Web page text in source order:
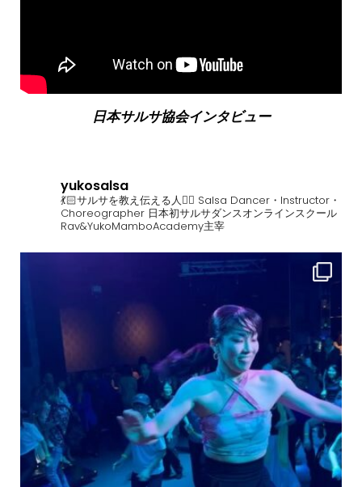
日本サルサ協会インタビュー
yukosalsa
💃🏻サルサを教え伝える人❤️‍🔥 Salsa Dancer・Instructor・
Choreographer 日本初サルサダンスオンラインスクール
Rav&YukoMamboAcademy主宰